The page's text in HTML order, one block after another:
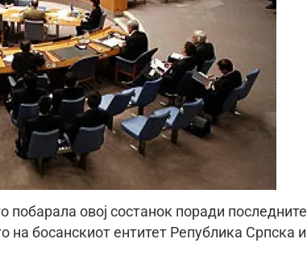
побарала овој состанок поради последните
на босанскиот ентитет Република Српска и